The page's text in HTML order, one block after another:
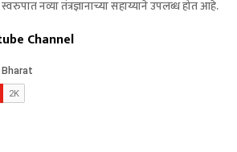
नव्या तंत्रज्ञानाच्या सहाय्याने उपलब्ध होत आहे.
Channel